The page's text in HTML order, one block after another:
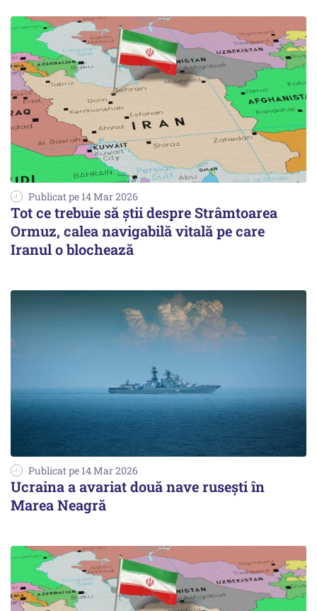
Publicat pe 14 Mar 2026
Tot ce trebuie să știi despre Strâmtoarea
Ormuz, calea navigabilă vitală pe care
Iranul o blochează
Publicat pe 14 Mar 2026
Ucraina a avariat două nave ruseşti în
Marea Neagră